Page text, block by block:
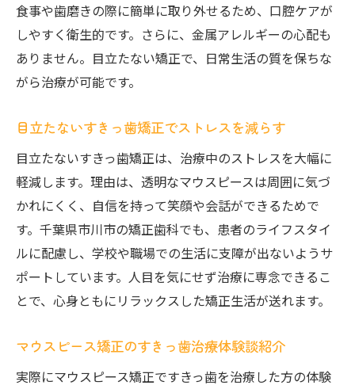
食事や歯磨きの際に簡単に取り外せるため、口腔ケアが
しやすく衛生的です。さらに、金属アレルギーの心配も
ありません。目立たない矯正で、日常生活の質を保ちな
がら治療が可能です。
目立たないすきっ歯矯正でストレスを減らす
目立たないすきっ歯矯正は、治療中のストレスを大幅に
軽減します。理由は、透明なマウスピースは周囲に気づ
かれにくく、自信を持って笑顔や会話ができるためで
す。千葉県市川市の矯正歯科でも、患者のライフスタイ
ルに配慮し、学校や職場での生活に支障が出ないようサ
ポートしています。人目を気にせず治療に専念できるこ
とで、心身ともにリラックスした矯正生活が送れます。
マウスピース矯正のすきっ歯治療体験談紹介
実際にマウスピース矯正ですきっ歯を治療した方の体験